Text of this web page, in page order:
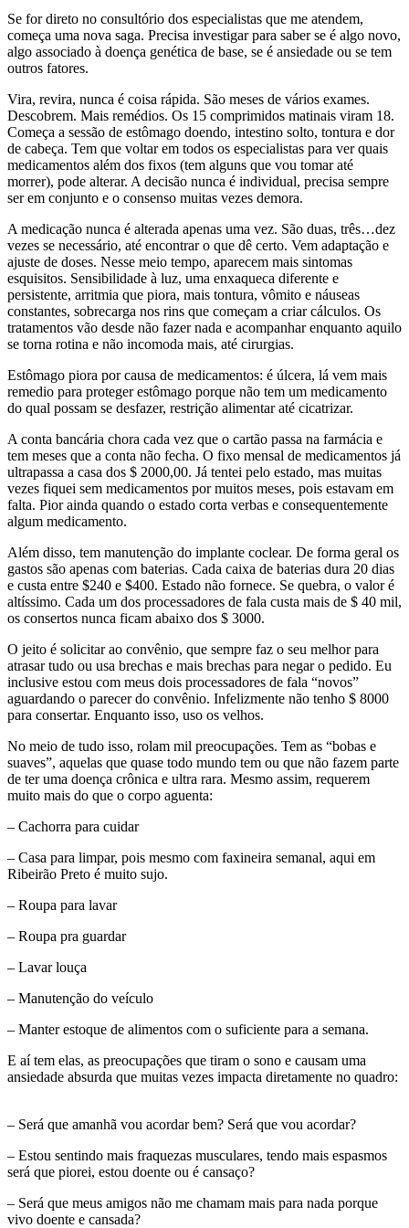
Se for direto no consultório dos especialistas que me atendem,
começa uma nova saga. Precisa investigar para saber se é algo novo,
algo associado à doença genética de base, se é ansiedade ou se tem
outros fatores.
Vira, revira, nunca é coisa rápida. São meses de vários exames.
Descobrem. Mais remédios. Os 15 comprimidos matinais viram 18.
Começa a sessão de estômago doendo, intestino solto, tontura e dor
de cabeça. Tem que voltar em todos os especialistas para ver quais
medicamentos além dos fixos (tem alguns que vou tomar até
morrer), pode alterar. A decisão nunca é individual, precisa sempre
ser em conjunto e o consenso muitas vezes demora.
A medicação nunca é alterada apenas uma vez. São duas, três…dez
vezes se necessário, até encontrar o que dê certo. Vem adaptação e
ajuste de doses. Nesse meio tempo, aparecem mais sintomas
esquisitos. Sensibilidade à luz, uma enxaqueca diferente e
persistente, arritmia que piora, mais tontura, vômito e náuseas
constantes, sobrecarga nos rins que começam a criar cálculos. Os
tratamentos vão desde não fazer nada e acompanhar enquanto aquilo
se torna rotina e não incomoda mais, até cirurgias.
Estômago piora por causa de medicamentos: é úlcera, lá vem mais
remedio para proteger estômago porque não tem um medicamento
do qual possam se desfazer, restrição alimentar até cicatrizar.
A conta bancária chora cada vez que o cartão passa na farmácia e
tem meses que a conta não fecha. O fixo mensal de medicamentos já
ultrapassa a casa dos $ 2000,00. Já tentei pelo estado, mas muitas
vezes fiquei sem medicamentos por muitos meses, pois estavam em
falta. Pior ainda quando o estado corta verbas e consequentemente
algum medicamento.
Além disso, tem manutenção do implante coclear. De forma geral os
gastos são apenas com baterias. Cada caixa de baterias dura 20 dias
e custa entre $240 e $400. Estado não fornece. Se quebra, o valor é
altíssimo. Cada um dos processadores de fala custa mais de $ 40 mil,
os consertos nunca ficam abaixo dos $ 3000.
O jeito é solicitar ao convênio, que sempre faz o seu melhor para
atrasar tudo ou usa brechas e mais brechas para negar o pedido. Eu
inclusive estou com meus dois processadores de fala “novos”
aguardando o parecer do convênio. Infelizmente não tenho $ 8000
para consertar. Enquanto isso, uso os velhos.
No meio de tudo isso, rolam mil preocupações. Tem as “bobas e
suaves”, aquelas que quase todo mundo tem ou que não fazem parte
de ter uma doença crônica e ultra rara. Mesmo assim, requerem
muito mais do que o corpo aguenta:
– Cachorra para cuidar
– Casa para limpar, pois mesmo com faxineira semanal, aqui em
Ribeirão Preto é muito sujo.
– Roupa para lavar
– Roupa pra guardar
– Lavar louça
– Manutenção do veículo
– Manter estoque de alimentos com o suficiente para a semana.
E aí tem elas, as preocupações que tiram o sono e causam uma
ansiedade absurda que muitas vezes impacta diretamente no quadro:
– Será que amanhã vou acordar bem? Será que vou acordar?
– Estou sentindo mais fraquezas musculares, tendo mais espasmos
será que piorei, estou doente ou é cansaço?
– Será que meus amigos não me chamam mais para nada porque
vivo doente e cansada?